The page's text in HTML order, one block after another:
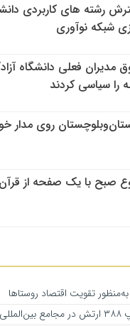
رشته های کاربردی
شبکه نوآوری
مدیران فعلی دانشگاه
را سیاسی کردند
روی مدار
صبح با یک صفحه از قرآن
تقویت اقتصاد روستاها